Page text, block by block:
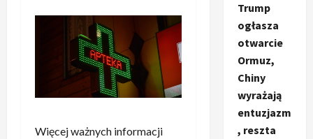
Więcej ważnych informacji
Trump
ogłasza
otwarcie
Ormuz,
Chiny
wyrażają
entuzjazm
, reszta